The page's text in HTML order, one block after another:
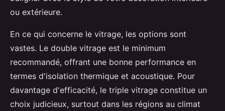
ou extérieure.
En ce qui concerne le vitrage, les options sont
vastes. Le double vitrage est le minimum
recommandé, offrant une bonne performance en
termes d'isolation thermique et acoustique. Pour
davantage d'efficacité, le triple vitrage constitue un
choix judicieux, surtout dans les régions au climat